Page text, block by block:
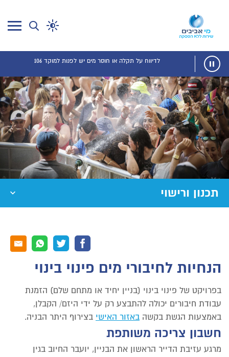
לדיווח על תקלה או חוסר מים יש לפנות למוקד 106
תכנון ורישוי
הנחיות לחיבורי מים פינוי בינוי
בפרויקט של פינוי בינוי (בניין יחיד או מתחם שלם) הזמנת
עבודת חיבורים יכולה להתבצע רק על ידי היזם/ הקבלן,
באמצעות הגשת בקשה באזור האישי בצירוף היתר הבניה.
חשבון צריכה משותפת
מרגע עזיבת הדייר הראשון את הבניין, יועבר החיוב בגין